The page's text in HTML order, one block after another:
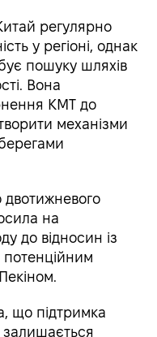
регулярно
у регіоні, однак
пошуку шляхів
Вона
КМТ до
механізми
двотижневого
на
до відносин із
потенційним
що підтримка